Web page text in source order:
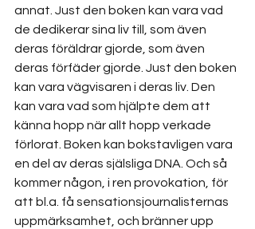
annat. Just den boken kan vara vad
de dedikerar sina liv till, som även
deras föräldrar gjorde, som även
deras förfäder gjorde. Just den boken
kan vara vägvisaren i deras liv. Den
kan vara vad som hjälpte dem att
känna hopp när allt hopp verkade
förlorat. Boken kan bokstavligen vara
en del av deras själsliga DNA. Och så
kommer någon, i ren provokation, för
att bl.a. få sensationsjournalisternas
uppmärksamhet, och bränner upp